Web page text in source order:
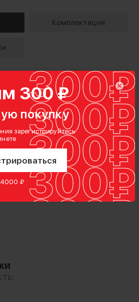
300 ₽
покупку
зарегистрируйтесь
4000 ₽
Комплектация
инструмент,
Показать полностью